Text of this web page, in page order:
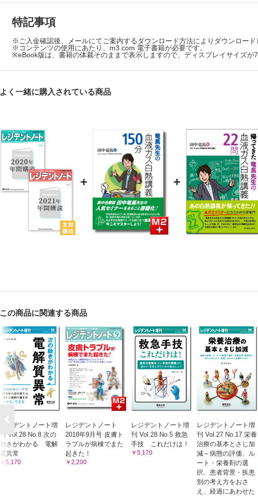
・2021年6月号 未定(5/15配信)
・2021年8月号 未定(7/15配信)
・2021年10月号 未定(9/15配信)
・2021年11月号 未定(10/15配信)
・2021年12月号 未定(11/15配信)
※各号の配信予定は変更になる場合がございます。
※本製品はPCでの閲覧も可能です。
製品のご購入後、「購入済ライセンス一覧」より、オンライン環境で閲覧可能
特記事項
※ご入金確認後、メールにてご案内するダウンロード方法によりダウンロード
※コンテンツの使用にあたり、m3.com 電子書籍が必要です。
※eBook版は、書籍の体裁そのままで表示しますので、ディスプレイサイズが
よく一緒に購入されている商品
+ +
この商品に関連する商品
レジデントノート増
刊 Vol.28 No.8 次の
動きがわかる 電解
質異常
￥5,170
レジデントノート
2018年9月号 皮膚ト
ラブルが病棟でまた
起きた！
￥2,200
レジデントノート増
刊 Vol.28 No.5 救急
手技 これだけは！
￥5,170
レジデントノート増
刊 Vol.27 No.17 栄養
治療の基本とさじ加
減～病態の評価、ル
ート・栄養剤の選
択、患者背景・疾患
別の考え方をおさ
え、経過にあわせた